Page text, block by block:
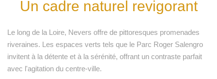
Un cadre naturel revigorant
Le long de la Loire, Nevers offre de pittoresques promenades
riveraines. Les espaces verts tels que le Parc Roger Salengro
invitent à la détente et à la sérénité, offrant un contraste parfait
avec l'agitation du centre-ville.